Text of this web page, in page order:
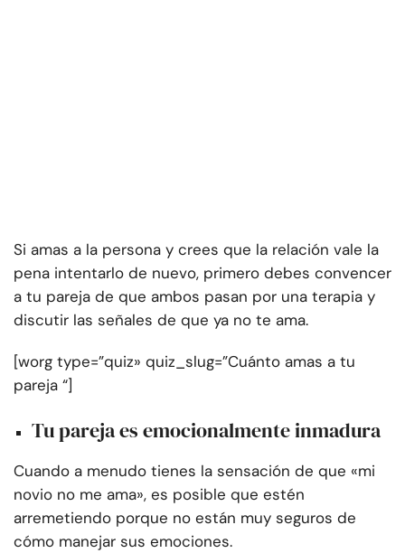
Si amas a la persona y crees que la relación vale la
pena intentarlo de nuevo, primero debes convencer
a tu pareja de que ambos pasan por una terapia y
discutir las señales de que ya no te ama.
[worg type=”quiz» quiz_slug=”Cuánto amas a tu
pareja “]
Tu pareja es emocionalmente inmadura
Cuando a menudo tienes la sensación de que «mi
novio no me ama», es posible que estén
arremetiendo porque no están muy seguros de
cómo manejar sus emociones.